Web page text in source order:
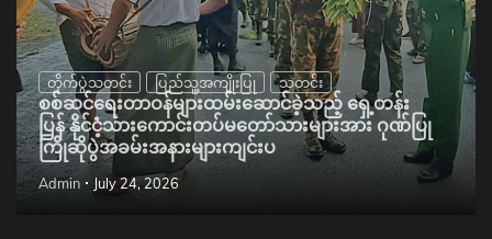
တိုက်ပွဲသတင်း ပြည်သူ့အကျိုးပြု သတင်း
စစ်ဆင်ရေးတာဝန်များထမ်းဆောင်ခဲ့သည့် ရှေ့တန်း
ပြန် နိုင်ငံ့သားကောင်းတပ်မတော်သားများအား ဂုဏ်ပြု
ကြိုဆိုပွဲအခမ်းအနားများကျင်းပ
Admin July 24, 2026